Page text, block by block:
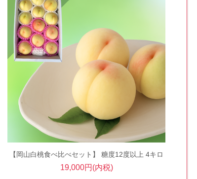
【岡山白桃食べ比べセット】 糖度12度以上 4キロ
19,000円(内税)